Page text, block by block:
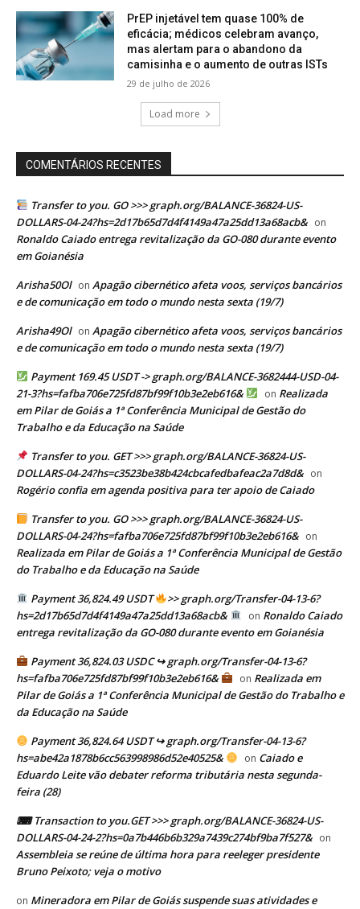
PrEP injetável tem quase 100% de
eficácia; médicos celebram avanço,
mas alertam para o abandono da
camisinha e o aumento de outras ISTs
29 de julho de 2026
Load more
COMENTÁRIOS RECENTES
Transfer to you. GO >>> graph.org/BALANCE-36824-US-
DOLLARS-04-24?hs=2d17b65d7d4f4149a47a25dd13a68acb& on
Ronaldo Caiado entrega revitalização da GO-080 durante evento
em Goianésia
Arisha50Ol on Apagão cibernético afeta voos, serviços bancários
e de comunicação em todo o mundo nesta sexta (19/7)
Arisha49Ol on Apagão cibernético afeta voos, serviços bancários
e de comunicação em todo o mundo nesta sexta (19/7)
Payment 169.45 USDT -> graph.org/BALANCE-3682444-USD-04-
21-3?hs=fafba706e725fd87bf99f10b3e2eb616&
on Realizada
em Pilar de Goiás a 1ª Conferência Municipal de Gestão do
Trabalho e da Educação na Saúde
Transfer to you. GET >>> graph.org/BALANCE-36824-US-
DOLLARS-04-24?hs=c3523be38b424cbcafedbafeac2a7d8d& on
Rogério confia em agenda positiva para ter apoio de Caiado
Transfer to you. GO >>> graph.org/BALANCE-36824-US-
DOLLARS-04-24?hs=fafba706e725fd87bf99f10b3e2eb616& on
Realizada em Pilar de Goiás a 1ª Conferência Municipal de Gestão
do Trabalho e da Educação na Saúde
Payment 36,824.49 USDT
>> graph.org/Transfer-04-13-6?
hs=2d17b65d7d4f4149a47a25dd13a68acb&
on Ronaldo Caiado
entrega revitalização da GO-080 durante evento em Goianésia
Payment 36,824.03 USDC ↪ graph.org/Transfer-04-13-6?
hs=fafba706e725fd87bf99f10b3e2eb616&
on Realizada em
Pilar de Goiás a 1ª Conferência Municipal de Gestão do Trabalho e
da Educação na Saúde
Payment 36,824.64 USDT ↪ graph.org/Transfer-04-13-6?
hs=abe42a1878b6cc563998986d52e40525&
on Caiado e
Eduardo Leite vão debater reforma tributária nesta segunda-
feira (28)
⌨ Transaction to you.GET >>> graph.org/BALANCE-36824-US-
DOLLARS-04-24-2?hs=0a7b446b6b329a7439c274bf9ba7f527& on
Assembleia se reúne de última hora para reeleger presidente
Bruno Peixoto; veja o motivo
on Mineradora em Pilar de Goiás suspende suas atividades e